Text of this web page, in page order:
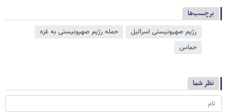
برچسب‌ها
رژیم صهیونیستی اسرائیل
حمله رژیم صهیونیستی به غزه
حماس
نظر شما